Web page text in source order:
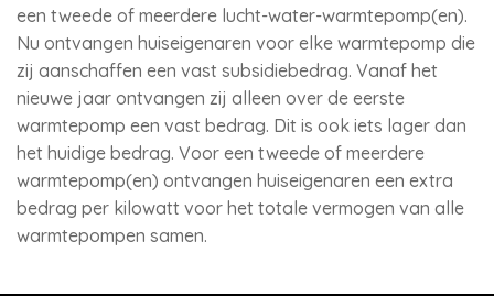
een tweede of meerdere lucht-water-warmtepomp(en).
Nu ontvangen huiseigenaren voor elke warmtepomp die
zij aanschaffen een vast subsidiebedrag. Vanaf het
nieuwe jaar ontvangen zij alleen over de eerste
warmtepomp een vast bedrag. Dit is ook iets lager dan
het huidige bedrag. Voor een tweede of meerdere
warmtepomp(en) ontvangen huiseigenaren een extra
bedrag per kilowatt voor het totale vermogen van alle
warmtepompen samen.